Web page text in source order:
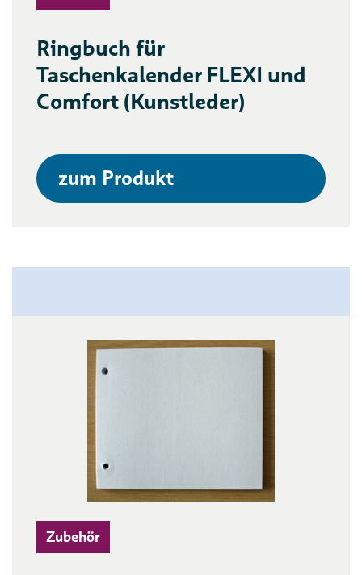
Ringbuch für
Taschenkalender FLEXI und
Comfort (Kunstleder)
zum Produkt
Zubehör